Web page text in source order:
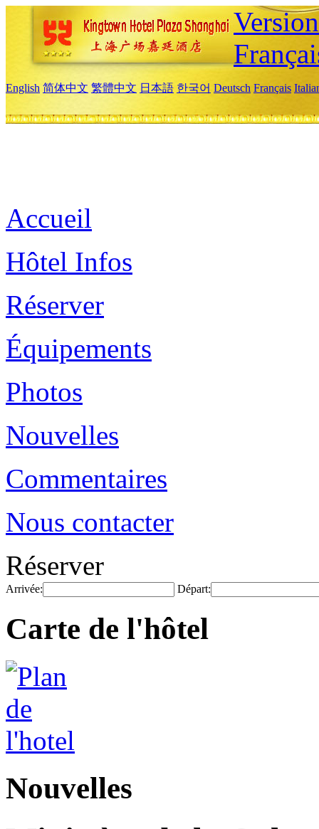
English 简体中文 繁體中文 日本語 한국어 Deutsch Français
Accueil
Hôtel Infos
Réserver
Équipements
Photos
Nouvelles
Commentaires
Nous contacter
Réserver
Arrivée: Départ:
Carte de l'hôtel
Nouvelles